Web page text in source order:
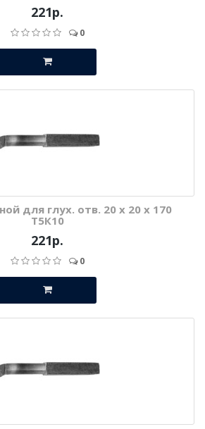
221р.
0
для глух. отв. 20 х 20 х 170
Т5К10
221р.
0